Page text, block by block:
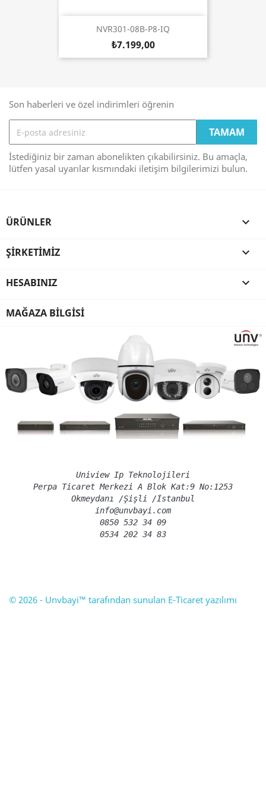
NVR301-08B-P8-IQ
₺7.199,00
Son haberleri ve özel indirimleri öğrenin
İstediğiniz bir zaman abonelikten çıkabilirsiniz. Bu amaçla,
lütfen yasal uyarılar kısmındaki iletişim bilgilerimizi bulun.
ÜRÜNLER 
ŞIRKETIMIZ 
HESABINIZ 
MAĞAZA BILGISI
Uniview Ip Teknolojileri
Perpa Ticaret Merkezi A Blok Kat:9 No:1253
Okmeydanı /Şişli /İstanbul
info@unvbayi.com
0850 532 34 09
0534 202 34 83
© 2026 - Unvbayi™ tarafından sunulan E-Ticaret yazılımı